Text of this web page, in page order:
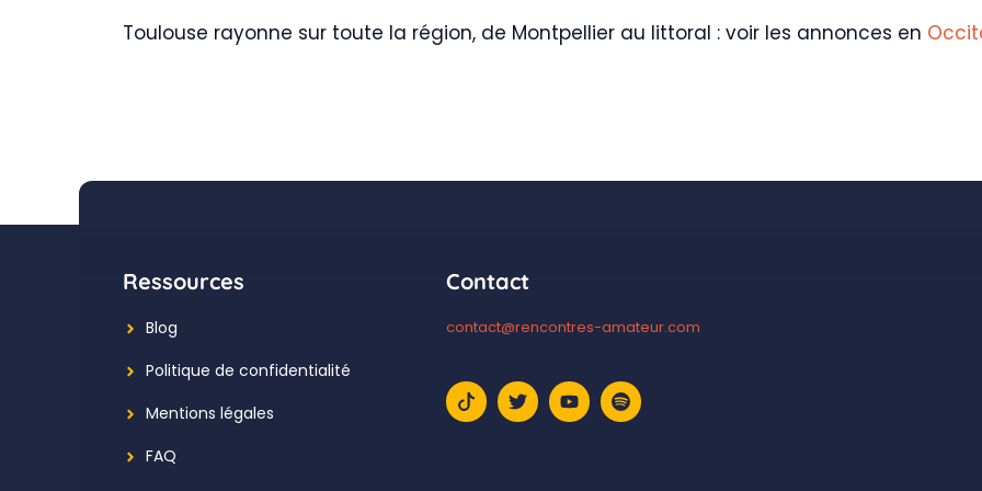
Toulouse rayonne sur toute la région, de Montpellier au littoral : voir les annonces en
Ressources
Blog
Politique de confidentialité
Mentions légales
FAQ
Contact
contact@rencontres-amateur.com